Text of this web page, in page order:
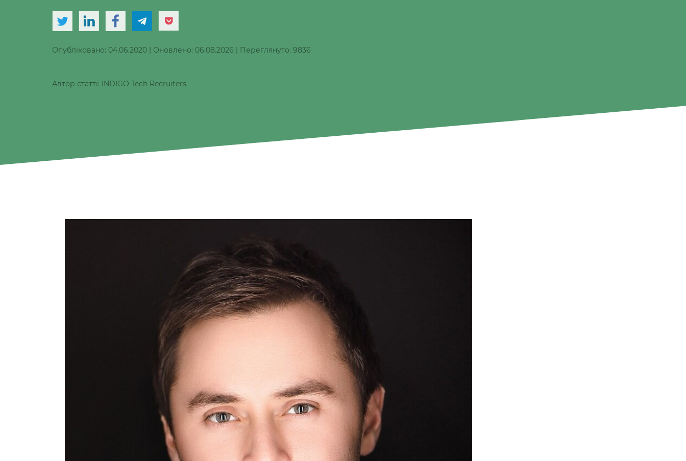
Опубліковано: 04.06.2020 | Оновлено: 06.08.2026 | Переглянуто: 9836
Автор статті: INDIGO Tech Recruiters